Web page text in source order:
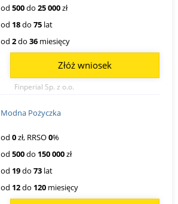
od 500do 25 000zł
od 18do 75 lat
od 2do 36 miesięcy
Finperial Sp. z o.o.
Złóż wniosek
Modna Pożyczka
od 0zł, RRSO0%
od 500do 150 000zł
od 19do 73 lat
od 12do 120 miesięcy